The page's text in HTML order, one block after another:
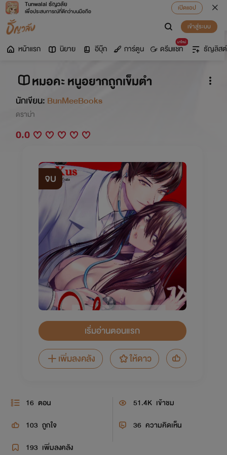
Tunwalai ธัญวลัย
เพื่อประสบการณ์ที่ดีกว่าบนมือถือ
เปิดแอป
เข้าสู่ระบบ
หน้าแรก นิยาย อีบุ๊ก การ์ตูน
มาใหม่
ดรีมแชท ธัญลิสต์
หมอคะ หนูอยากถูกเข็มตำ
นักเขียน: BunMeeBooks
ดราม่า
0.0
จบ
เริ่มอ่านตอนแรก
เพิ่มลงคลัง
ให้ดาว
16 ตอน 51.4K เข้าชม
103 ถูกใจ 36 ความคิดเห็น
193 เพิ่มลงคลัง